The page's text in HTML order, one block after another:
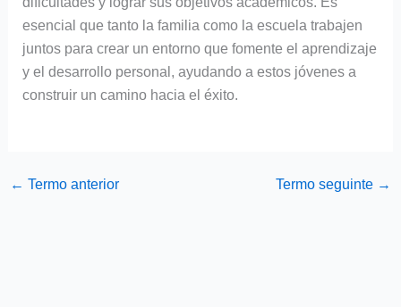
esencial que tanto la familia como la escuela trabajen
juntos para crear un entorno que fomente el aprendizaje
y el desarrollo personal, ayudando a estos jóvenes a
construir un camino hacia el éxito.
← Termo anterior Termo seguinte →